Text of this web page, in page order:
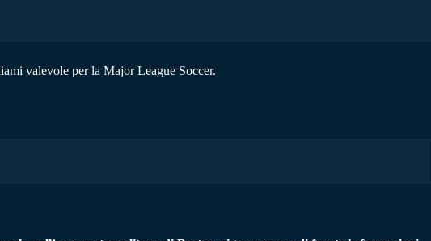
valevole per la Major League Soccer.